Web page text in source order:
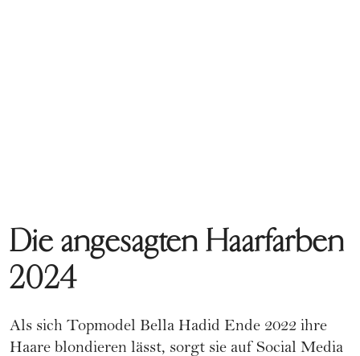
Die angesagten Haarfarben
2024
Als sich Topmodel Bella Hadid Ende 2022 ihre
Haare blondieren lässt, sorgt sie auf Social Media